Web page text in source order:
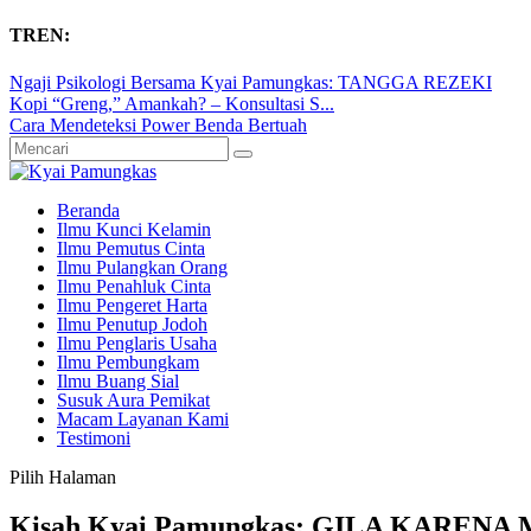
TREN:
Ngaji Psikologi Bersama Kyai Pamungkas: TANGGA REZEKI
Kopi “Greng,” Amankah? – Konsultasi S...
Cara Mendeteksi Power Benda Bertuah
Beranda
Ilmu Kunci Kelamin
Ilmu Pemutus Cinta
Ilmu Pulangkan Orang
Ilmu Penahluk Cinta
Ilmu Pengeret Harta
Ilmu Penutup Jodoh
Ilmu Penglaris Usaha
Ilmu Pembungkam
Ilmu Buang Sial
Susuk Aura Pemikat
Macam Layanan Kami
Testimoni
Pilih Halaman